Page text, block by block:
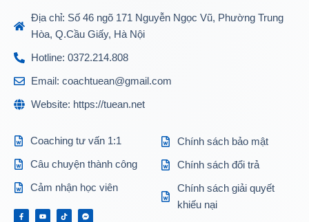
Địa chỉ: Số 46 ngõ 171 Nguyễn Ngọc Vũ, Phường Trung
Hòa, Q.Cầu Giấy, Hà Nội
Hotline: 0372.214.808
Email: coachtuean@gmail.com
Website: https://tuean.net
Coaching tư vấn 1:1
Câu chuyện thành công
Cảm nhận học viên
Chính sách bảo mật
Chính sách đổi trả
Chính sách giải quyết
khiếu nại